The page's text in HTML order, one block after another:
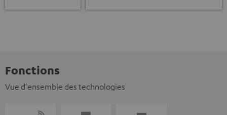
Fonctions
Vue d'ensemble des technologies